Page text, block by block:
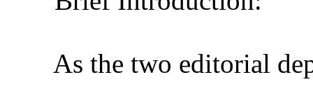
As the two editorial